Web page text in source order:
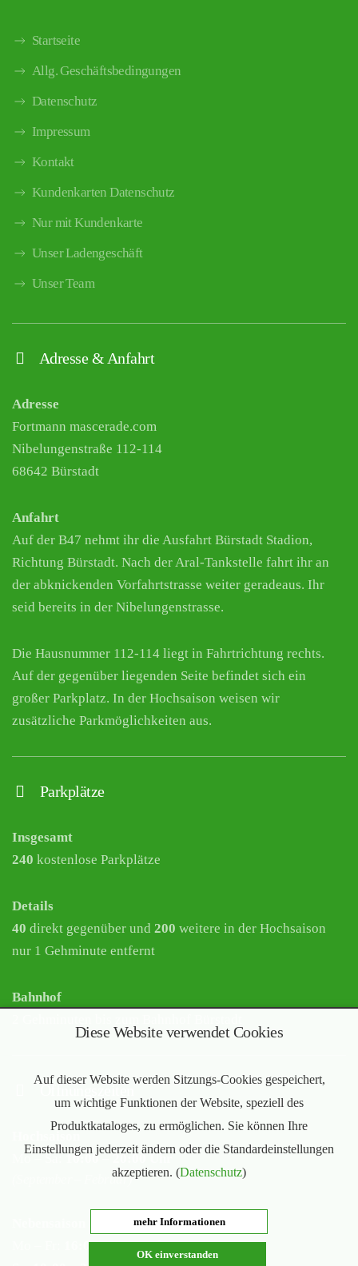
Startseite
Allg. Geschäftsbedingungen
Datenschutz
Impressum
Kontakt
Kundenkarten Datenschutz
Nur mit Kundenkarte
Unser Ladengeschäft
Unser Team
Adresse & Anfahrt
Adresse
Fortmann mascerade.com
Nibelungenstraße 112-114
68642 Bürstadt
Anfahrt
Auf der B47 nehmt ihr die Ausfahrt Bürstadt Stadion,
Richtung Bürstadt. Nach der Aral-Tankstelle fahrt ihr an
der abknickenden Vorfahrtstrasse weiter geradeaus. Ihr
seid bereits in der Nibelungenstrasse.
Die Hausnummer 112-114 liegt in Fahrtrichtung rechts.
Auf der gegenüber liegenden Seite befindet sich ein
großer Parkplatz. In der Hochsaison weisen wir
zusätzliche Parkmöglichkeiten aus.
Parkplätze
Insgesamt
240 kostenlose Parkplätze
Details
40 direkt gegenüber und 200 weitere in der Hochsaison
nur 1 Gehminute entfernt
Bahnhof
Öffnungszeiten
Mo – Sa:10:00 – 20:00 Uhr
(September – Februar)
16:00 – 20:00 Uhr
Diese Website verwendet Cookies
Auf dieser Website werden Sitzungs-Cookies gespeichert,
um wichtige Funktionen der Website, speziell des
Produktkataloges, zu ermöglichen. Sie können Ihre
Einstellungen jederzeit ändern oder die Standardeinstellungen
akzeptieren. (Datenschutz)
mehr Informationen
OK einverstanden